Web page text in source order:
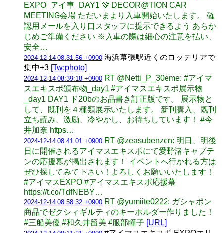
EXPO_アイ車_DAY1 💚 DECOR@TION CAR
MEETING会場 ただいまより入車開始いたします。 確
認用メールを入り口スタッフに提示できるよう あらか
じめご準備ください ※入車の際は細心の注意を払い、
安全…
2024-12-14 08:31:56 +0900 海浜幕張駅近くのロッテリアで
集中+3 [Tw:photo]
2024-12-14 08:39:18 +0900 RT @Netti_P_30eme: #アイマ
スエキスポ頒布物_day1 #アイマスエキスポ展示物
_day1 DAY1 ド20bのお品書き訂正版です。 展示物と
して、既刊を４種類展示いたします。 新刊購入、既刊
立ち読み、激励、冷やかし、お待ちしています！ #今
井加奈 https…
2024-12-14 08:41:01 +0900 RT @zeasubenzen: 明日、明後
日に開催されるアイマスエキスポにて愛野渚キャプテ
ンの応援幕が掲出されます！ イベントへ行かれる方は
ぜひ探してみて下さい！よろしくお願いいたします！
#アイマスEXPO #アイマスエキスポ応援幕
https://t.co/TdfNEBY…
2024-12-14 08:58:32 +0900 RT @yumiite0222: ガシャポン
商品でゼクシィギルティのキーホルダー作りました！
#三船美優 #和久井留美 #服部瞳子 [URL]